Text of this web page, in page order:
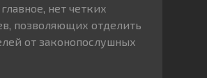
нет четких
позволяющих отделить
от законопослушных